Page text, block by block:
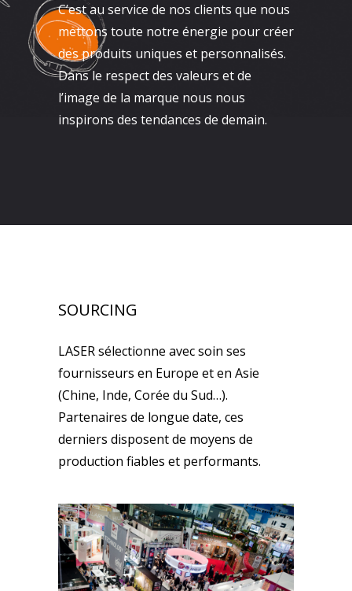
C’est au service de nos clients que nous
mettons toute notre énergie pour créer
des produits uniques et personnalisés.
Dans le respect des valeurs et de
l’image de la marque nous nous
inspirons des tendances de demain.
SOURCING
LASER sélectionne avec soin ses
fournisseurs en Europe et en Asie
(Chine, Inde, Corée du Sud…).
Partenaires de longue date, ces
derniers disposent de moyens de
production fiables et performants.